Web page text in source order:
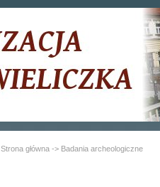
Strona główna -> Badania archeologiczne